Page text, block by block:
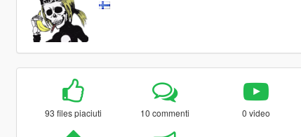
93 files piaciuti 10 commenti 0 video